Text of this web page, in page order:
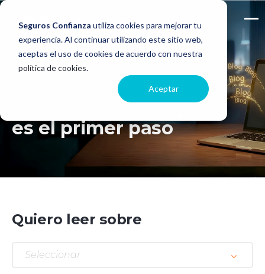
Seguros Confianza utiliza cookies para mejorar tu
experiencia. Al continuar utilizando este sitio web,
aceptas el uso de cookies de acuerdo con nuestra
política de cookies.
Aceptar
es el primer paso
Quiero leer sobre
Seleccionar